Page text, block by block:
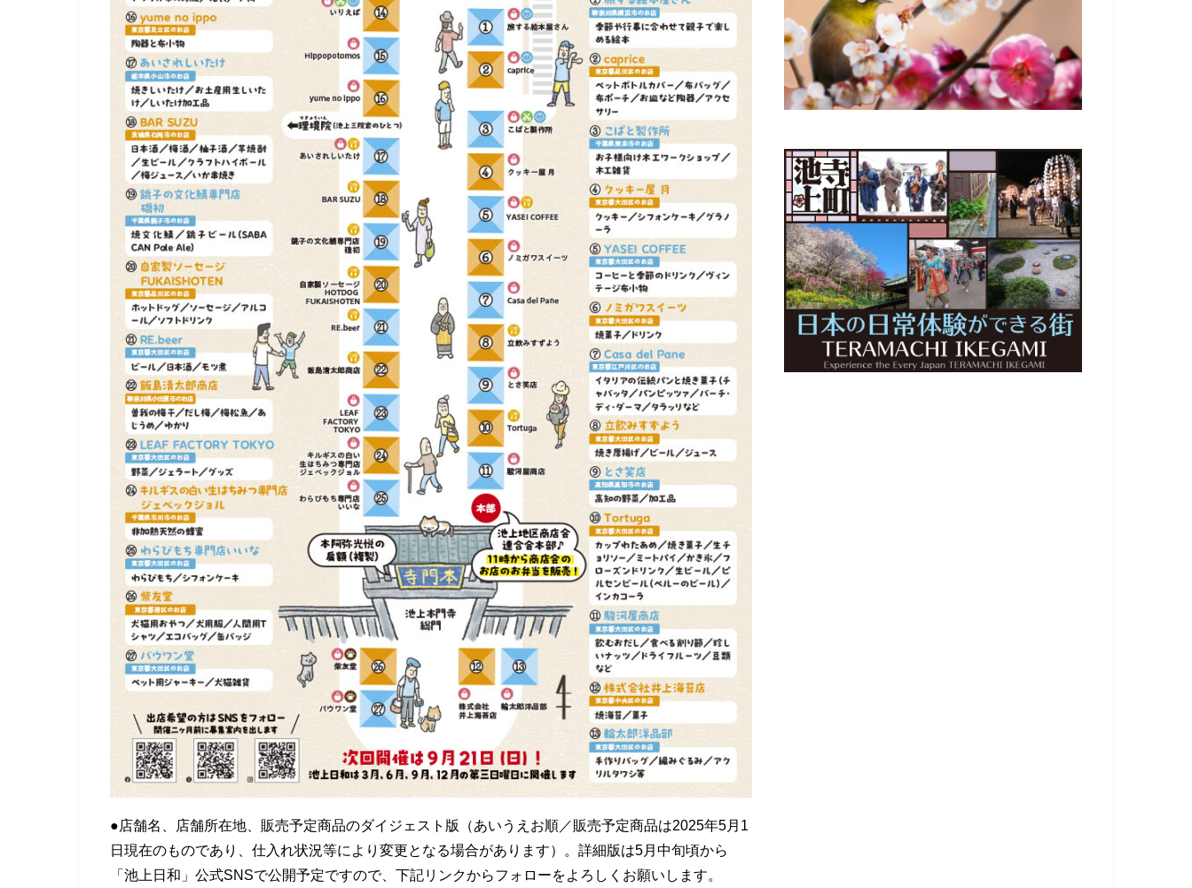
●店舗名、店舗所在地、販売予定商品のダイジェスト版（あいうえお順／販売予定商品は2025年5月1
日現在のものであり、仕入れ状況等により変更となる場合があります）。詳細版は5月中旬頃から
「池上日和」公式SNSで公開予定ですので、下記リンクからフォローをよろしくお願いします。